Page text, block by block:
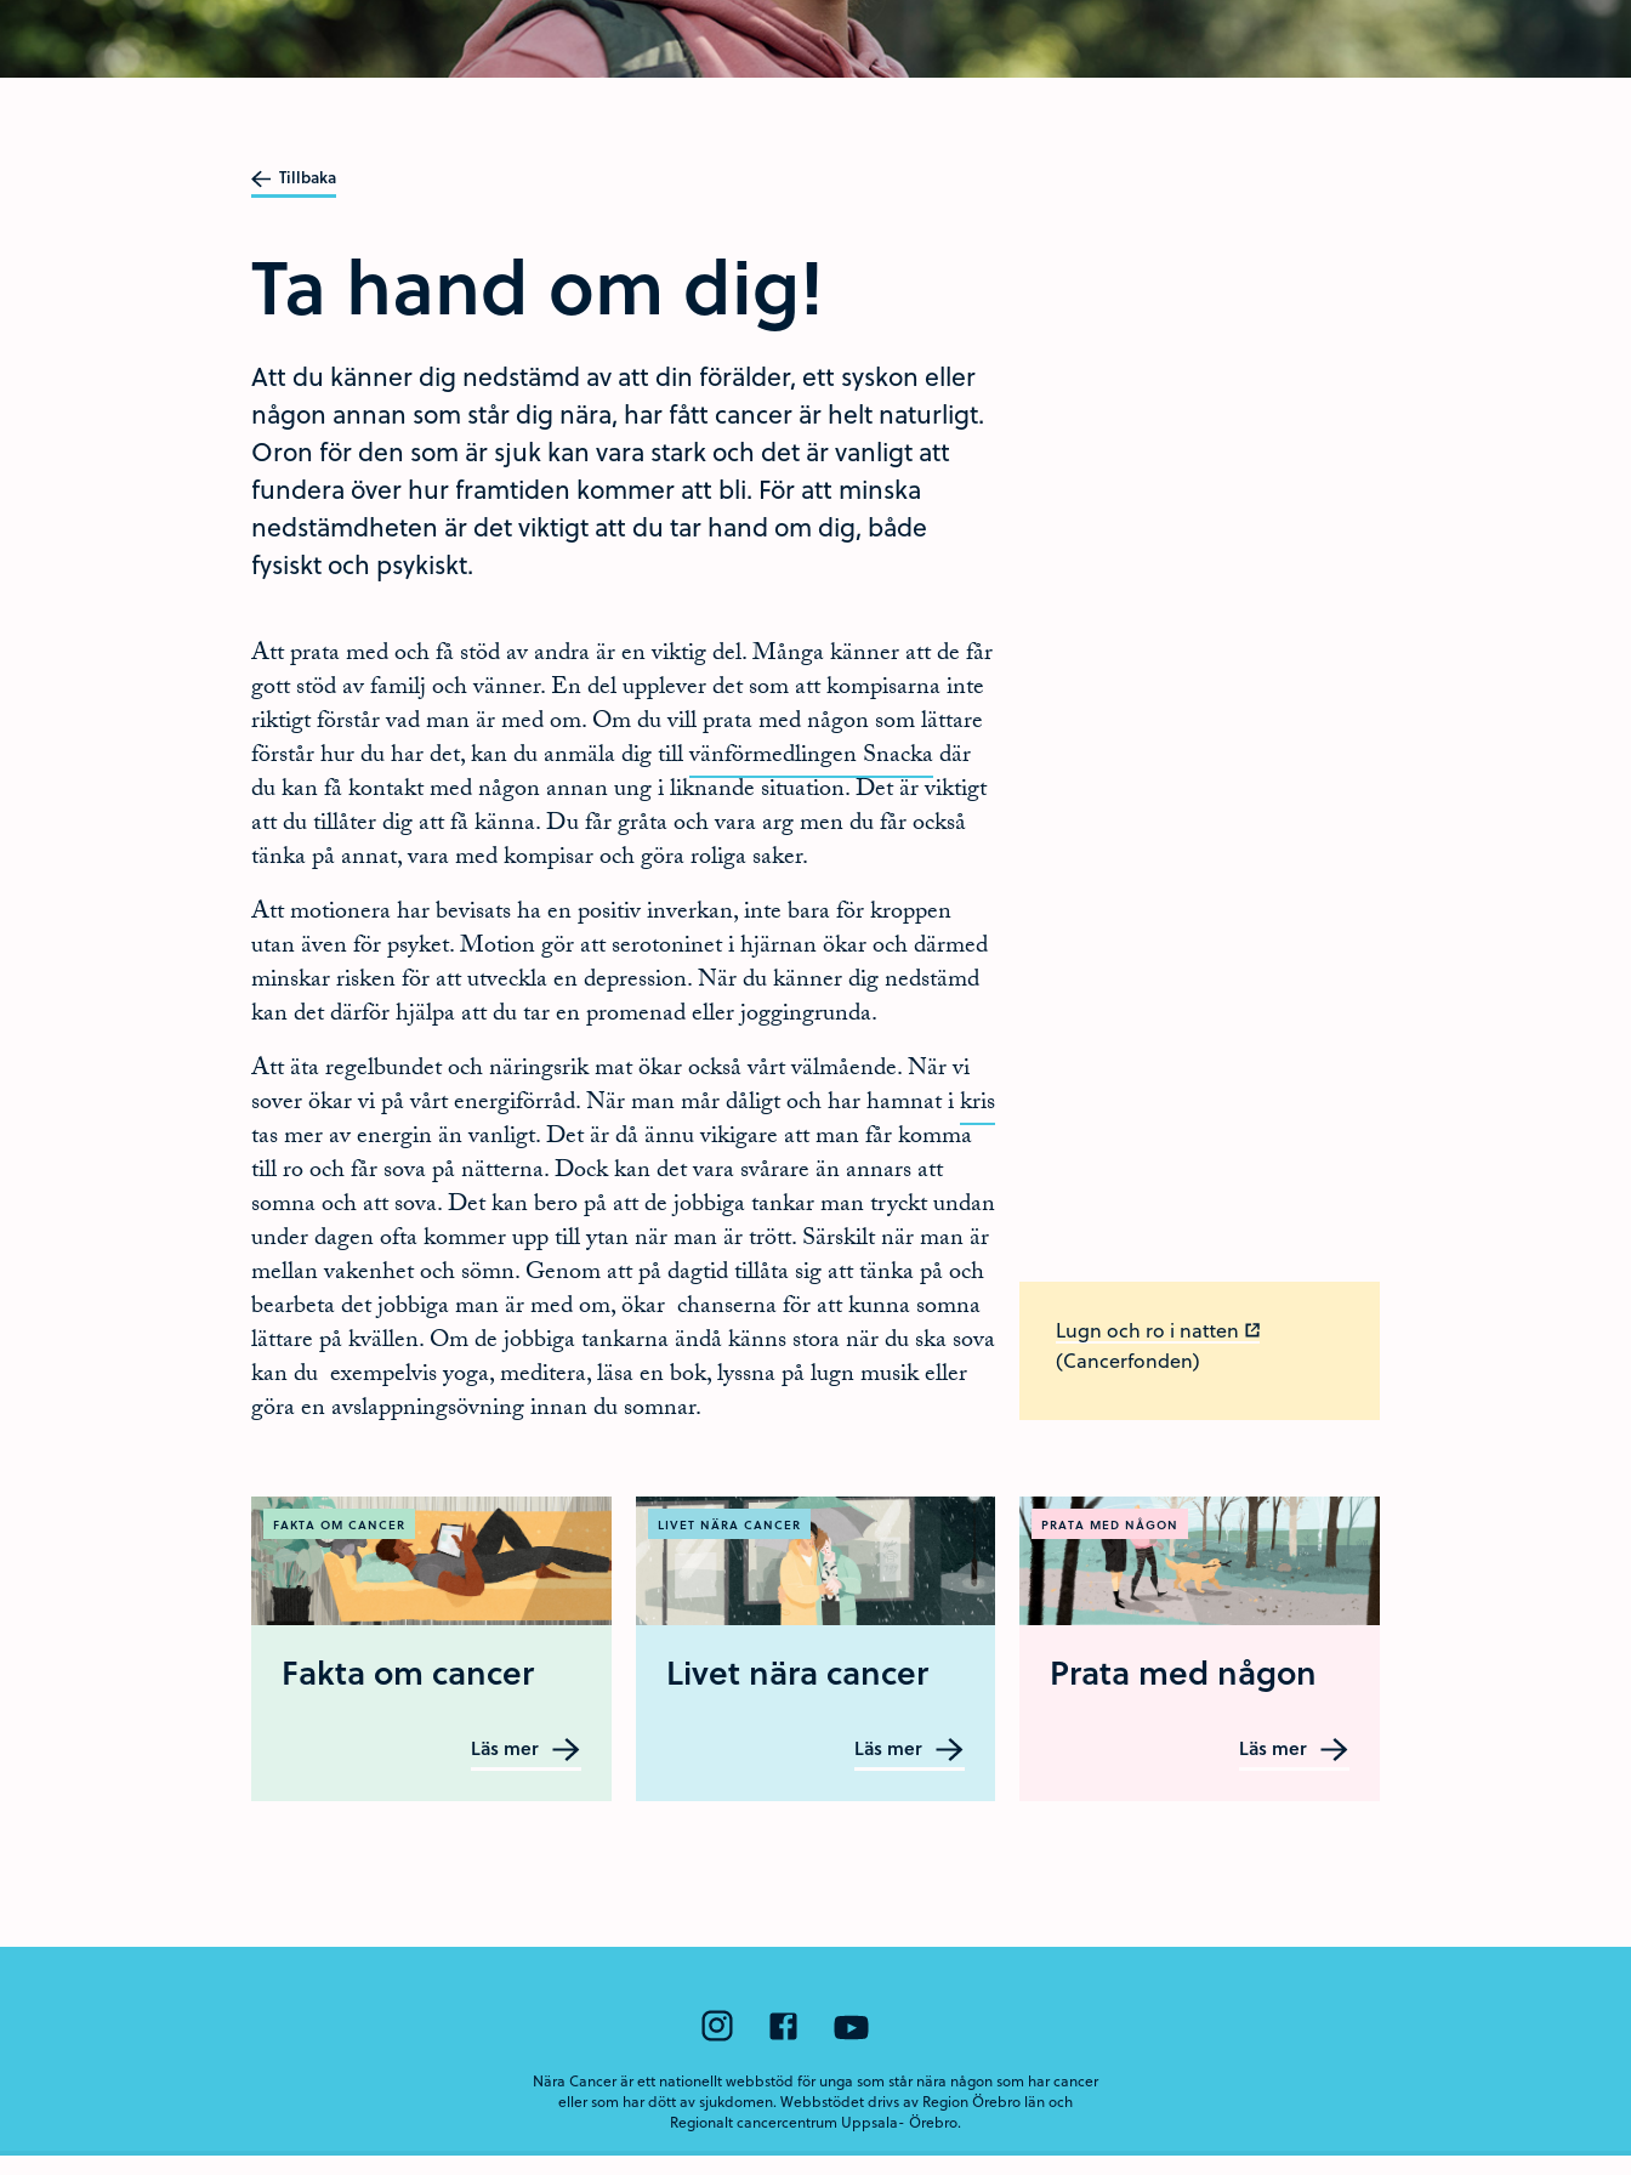
Tillbaka
Ta hand om dig!
Att du känner dig nedstämd av att din förälder, ett syskon eller
någon annan som står dig nära, har fått cancer är helt naturligt.
Oron för den som är sjuk kan vara stark och det är vanligt att
fundera över hur framtiden kommer att bli. För att minska
nedstämdheten är det viktigt att du tar hand om dig, både
fysiskt och psykiskt.
Att prata med och få stöd av andra är en viktig del. Många känner att de får
gott stöd av familj och vänner. En del upplever det som att kompisarna inte
riktigt förstår vad man är med om. Om du vill prata med någon som lättare
förstår hur du har det, kan du anmäla dig tillvänförmedlingen Snackadär
du kan få kontakt med någon annan ung i liknande situation. Det är viktigt
att du tillåter dig att få känna. Du får gråta och vara arg men du får också
tänka på annat, vara med kompisar och göra roliga saker.
Att motionera har bevisats ha en positiv inverkan, inte bara för kroppen
utan även för psyket. Motion gör att serotoninet i hjärnan ökar och därmed
minskar risken för att utveckla en depression. När du känner dig nedstämd
kan det därför hjälpa att du tar en promenad eller joggingrunda.
Att äta regelbundet och näringsrik mat ökar också vårt välmående. När vi
sover ökar vi på vårt energiförråd. När man mår dåligt och har hamnat ikris
tas mer av energin än vanligt. Det är då ännu vikigare att man får komma
till ro och får sova på nätterna. Dock kan det vara svårare än annars att
somna och att sova. Det kan bero på att de jobbiga tankar man tryckt undan
under dagen ofta kommer upp till ytan när man är trött. Särskilt när man är
mellan vakenhet och sömn. Genom att på dagtid tillåta sig att tänka på och
bearbeta det jobbiga man är med om, ökar chanserna för att kunna somna
lättare på kvällen. Om de jobbiga tankarna ändå känns stora när du ska sova
kan du exempelvis yoga, meditera, läsa en bok, lyssna på lugn musik eller
göra en avslappningsövning innan du somnar.
Lugn och ro i natten
(Cancerfonden)
FAKTA OM CANCER
Fakta om cancer
Läs mer
LIVET NÄRA CANCER
Livet nära cancer
Läs mer
PRATA MED NÅGON
Prata med någon
Läs mer
Nära Cancer är ett nationellt webbstöd för unga som står nära någon som har cancer
eller som har dött av sjukdomen. Webbstödet drivs av Region Örebro län och
Regionalt cancercentrum Uppsala- Örebro.